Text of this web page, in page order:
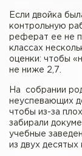
Если двойка
контрольную
реферат ее не
классах
оценки: чтобы
не ниже 2,7.
На собрании
неуспевающих
чтобы из-за
забирали
учебные
из двух